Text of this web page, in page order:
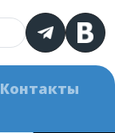
Контакты